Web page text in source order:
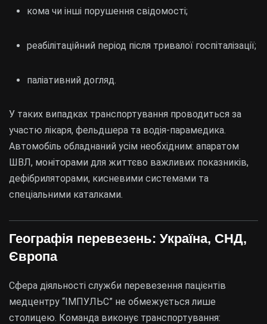
кома чи інші порушення свідомості;
реабілітаційний період після тривалої госпіталізації;
паліативний догляд.
У таких випадках транспортування проводиться за
участю лікаря, фельдшера та водія-парамедика.
Автомобіль обладнаний усім необхідним: апаратом
ШВЛ, моніторами для життєво важливих показників,
дефібриляторами, кисневими системами та
спеціальними каталками.
Географія перевезень: Україна, СНД,
Європа
Сфера діяльності служби перевезення пацієнтів
медцентру “ІМПУЛЬС” не обмежується лише
столицею. Команда виконує транспортування: